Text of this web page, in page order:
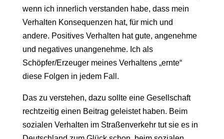
wenn ich innerlich verstanden habe, dass mein
Verhalten Konsequenzen hat, für mich und
andere. Positives Verhalten hat gute, angenehme
und negatives unangenehme. Ich als
Schöpfer/Erzeuger meines Verhaltens „ernte“
diese Folgen in jedem Fall.
Das zu verstehen, dazu sollte eine Gesellschaft
rechtzeitig einen Beitrag geleistet haben. Beim
sozialen Verhalten im Straßenverkehr tut sie es in